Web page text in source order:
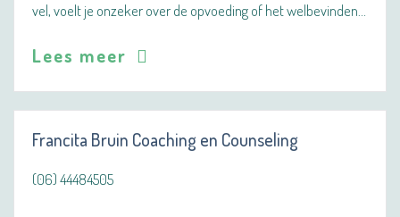
vel, voelt je onzeker over de opvoeding of het welbevinden…
Lees meer
Francita Bruin Coaching en Counseling
(06) 44484505